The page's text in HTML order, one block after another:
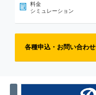
料金
シミュレーション
各種申込・お問い合わせ